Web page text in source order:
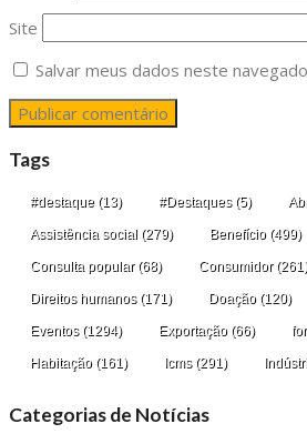
Site
Salvar meus dados neste
Tags
#destaque (13) #Destaques(5)
Assistência social (279) Benefício(499)
Consulta popular(68) Consumidor(261)
Direitos humanos(171) Doação(120)
Eventos(1294) Exportação(66)
Habitação(161) Icms(291)
Categorias de Notícias